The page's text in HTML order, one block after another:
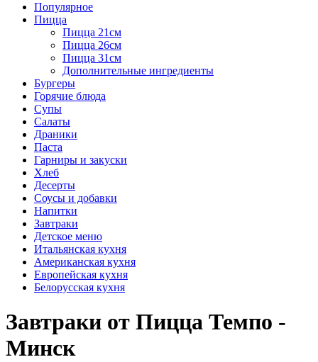
Популярное
Пицца
Пицца 21см
Пицца 26см
Пицца 31см
Дополнительные ингредиенты
Бургеры
Горячие блюда
Супы
Салаты
Драники
Паста
Гарниры и закуски
Хлеб
Десерты
Соусы и добавки
Напитки
Завтраки
Детское меню
Итальянская кухня
Американская кухня
Европейская кухня
Белорусская кухня
Завтраки от Пицца Темпо -
Минск